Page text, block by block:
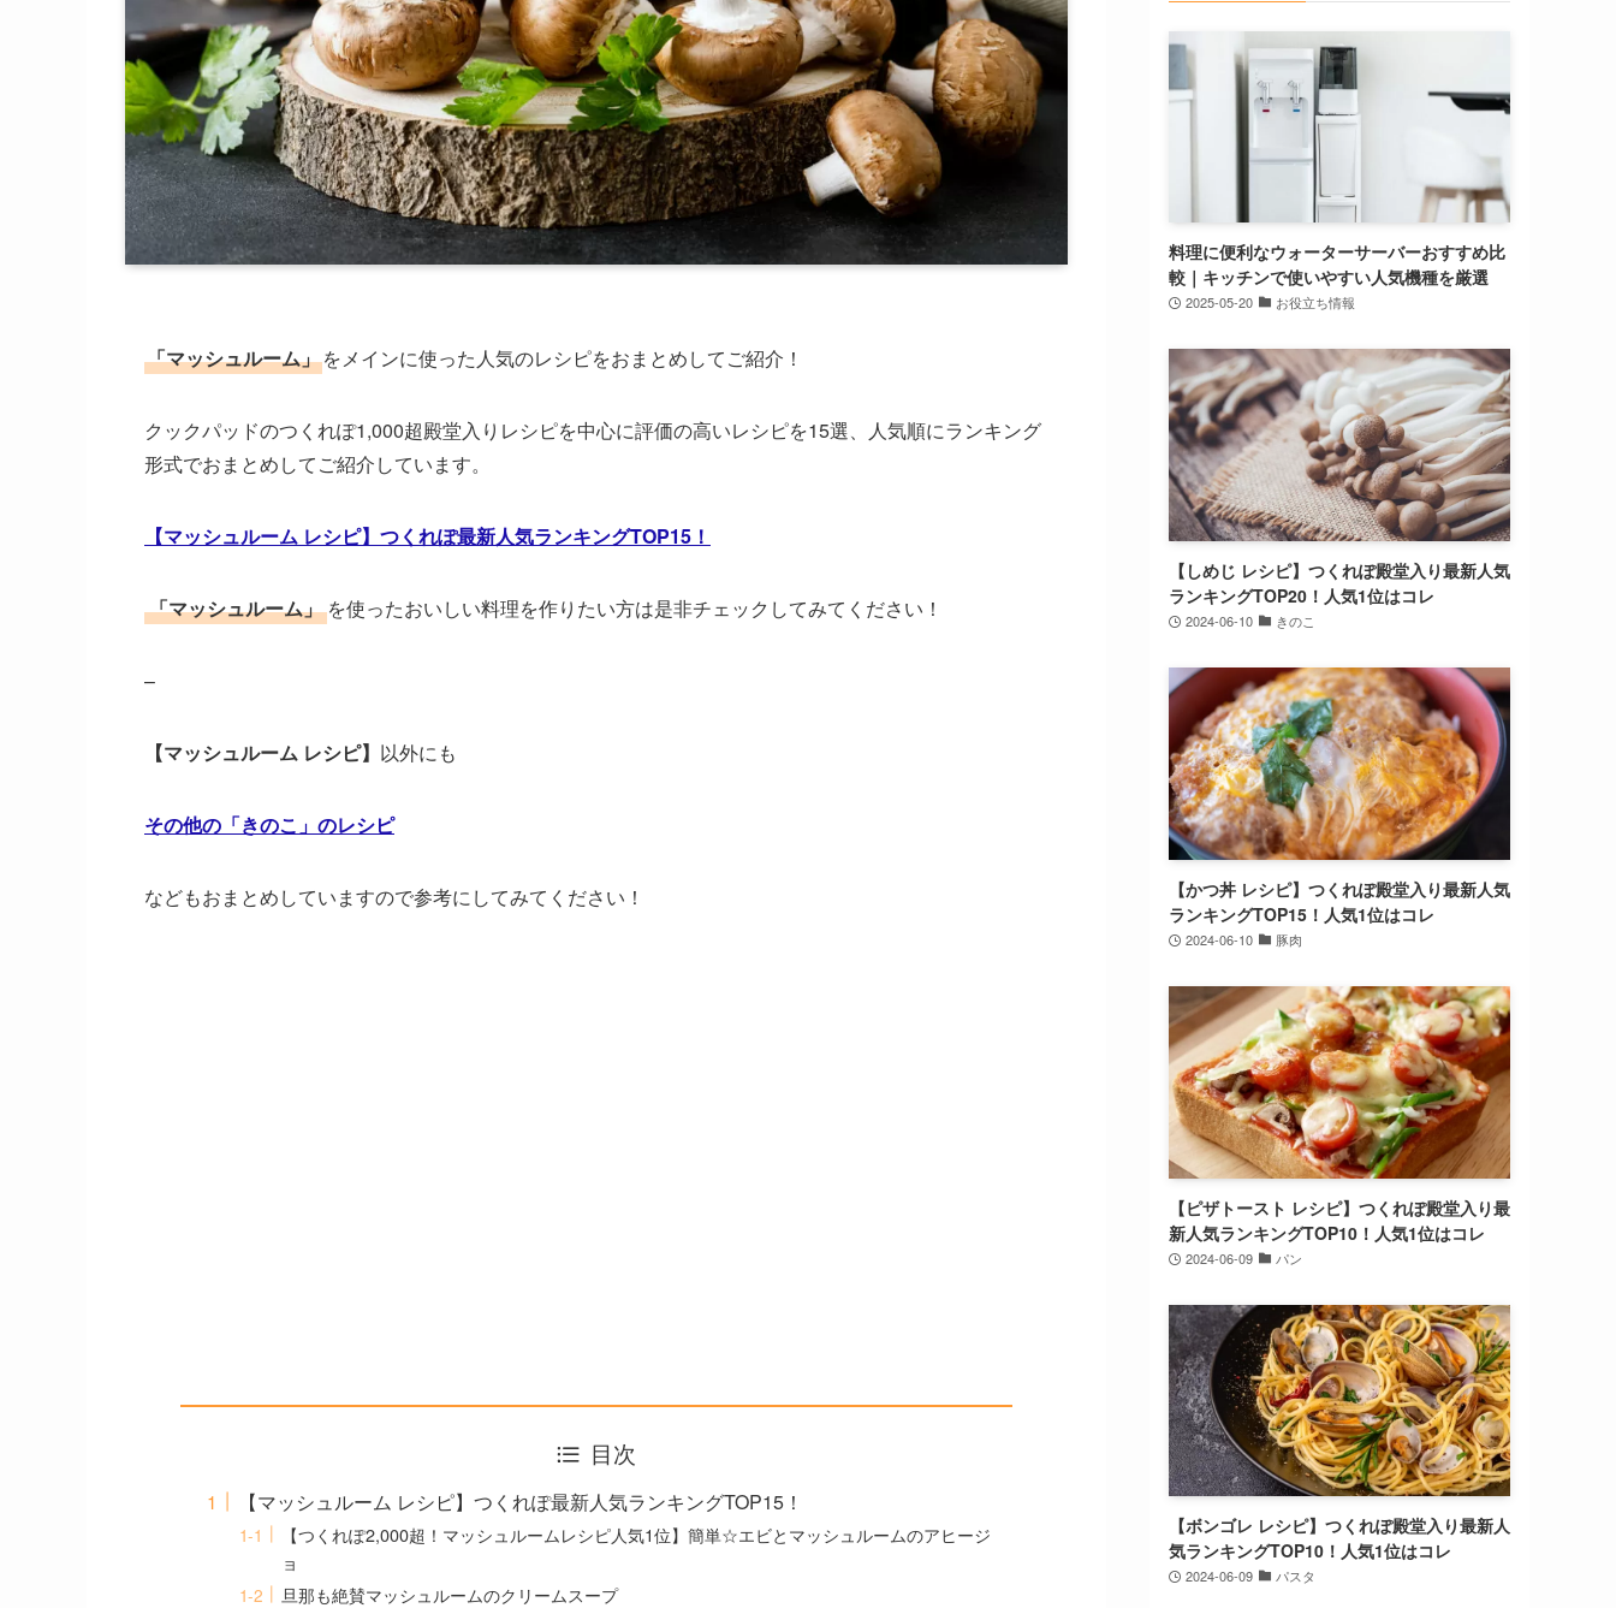
「マッシュルーム」をメインに使った人気のレシピをおまとめしてご紹介！
クックパッドのつくれぽ1,000超殿堂入りレシピを中心に評価の高いレシピを15選、人気順にランキング
形式でおまとめしてご紹介しています。
【マッシュルーム レシピ】つくれぽ最新人気ランキングTOP15！
「マッシュルーム」 を使ったおいしい料理を作りたい方は是非チェックしてみてください！
–
【マッシュルーム レシピ】 以外にも
その他の「きのこ」のレシピ
などもおまとめしていますので参考にしてみてください！
目次
【マッシュルーム レシピ】つくれぽ最新人気ランキングTOP15！
【つくれぽ2,000超！マッシュルームレシピ人気1位】簡単☆エビとマッシュルームのアヒージ
ョ
旦那も絶賛マッシュルームのクリームスープ
料理に便利なウォーターサーバーおすすめ比
較｜キッチンで使いやすい人気機種を厳選
2025-05-20 お役立ち情報
【しめじ レシピ】つくれぽ殿堂入り最新人気
ランキングTOP20！人気1位はコレ
2024-06-10 きのこ
【かつ丼 レシピ】つくれぽ殿堂入り最新人気
ランキングTOP15！人気1位はコレ
2024-06-10 豚肉
【ピザトースト レシピ】つくれぽ殿堂入り最
新人気ランキングTOP10！人気1位はコレ
2024-06-09 パン
【ボンゴレ レシピ】つくれぽ殿堂入り最新人
気ランキングTOP10！人気1位はコレ
2024-06-09 パスタ